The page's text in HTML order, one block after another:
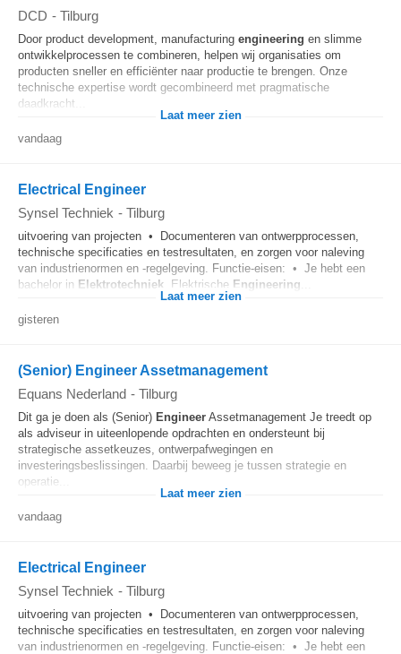
DCD - Tilburg
Door product development, manufacturing engineering en slimme
ontwikkelprocessen te combineren, helpen wij organisaties om
producten sneller en efficiënter naar productie te brengen. Onze
technische expertise wordt gecombineerd met pragmatische
daadkracht...
Laat meer zien
vandaag
Electrical Engineer
Synsel Techniek - Tilburg
uitvoering van projecten • Documenteren van ontwerpprocessen,
technische specificaties en testresultaten, en zorgen voor naleving
van industrienormen en -regelgeving. Functie-eisen: • Je hebt een
bachelor in Elektrotechniek , Elektrische Engineering
Laat meer zien
gisteren
(Senior) Engineer Assetmanagement
Equans Nederland - Tilburg
Dit ga je doen als (Senior) Engineer Assetmanagement Je treedt op
als adviseur in uiteenlopende opdrachten en ondersteunt bij
strategische assetkeuzes, ontwerpafwegingen en
investeringsbeslissingen. Daarbij beweeg je tussen strategie en
operatie...
Laat meer zien
vandaag
Electrical Engineer
Synsel Techniek - Tilburg
uitvoering van projecten • Documenteren van ontwerpprocessen,
technische specificaties en testresultaten, en zorgen voor naleving
van industrienormen en -regelgeving. Functie-eisen: • Je hebt een